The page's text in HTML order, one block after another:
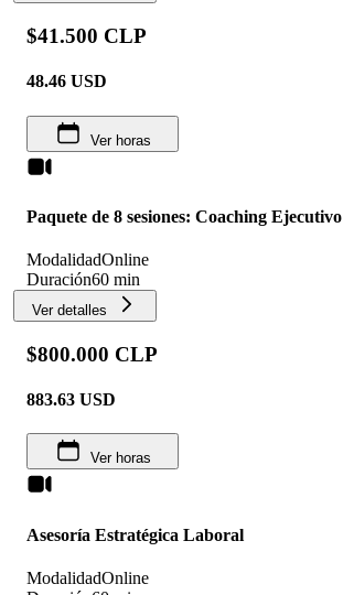
$41.500 CLP
48.46 USD
Ver horas
Paquete de 8 sesiones: Coaching Ejecutivo
ModalidadOnline
Duración60 min
Ver detalles
$800.000 CLP
883.63 USD
Ver horas
Asesoría Estratégica Laboral
ModalidadOnline